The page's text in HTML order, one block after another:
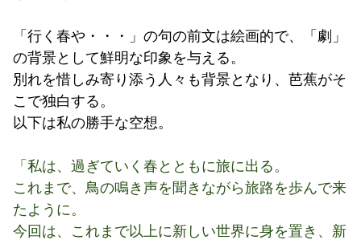
「行く春や・・・」の句の前文は絵画的で、「劇」
の背景として鮮明な印象を与える。
別れを惜しみ寄り添う人々も背景となり、芭蕉がそ
こで独白する。
以下は私の勝手な空想。
「私は、過ぎていく春とともに旅に出る。
これまで、鳥の鳴き声を聞きながら旅路を歩んで来
たように。
今回は、これまで以上に新しい世界に身を置き、新